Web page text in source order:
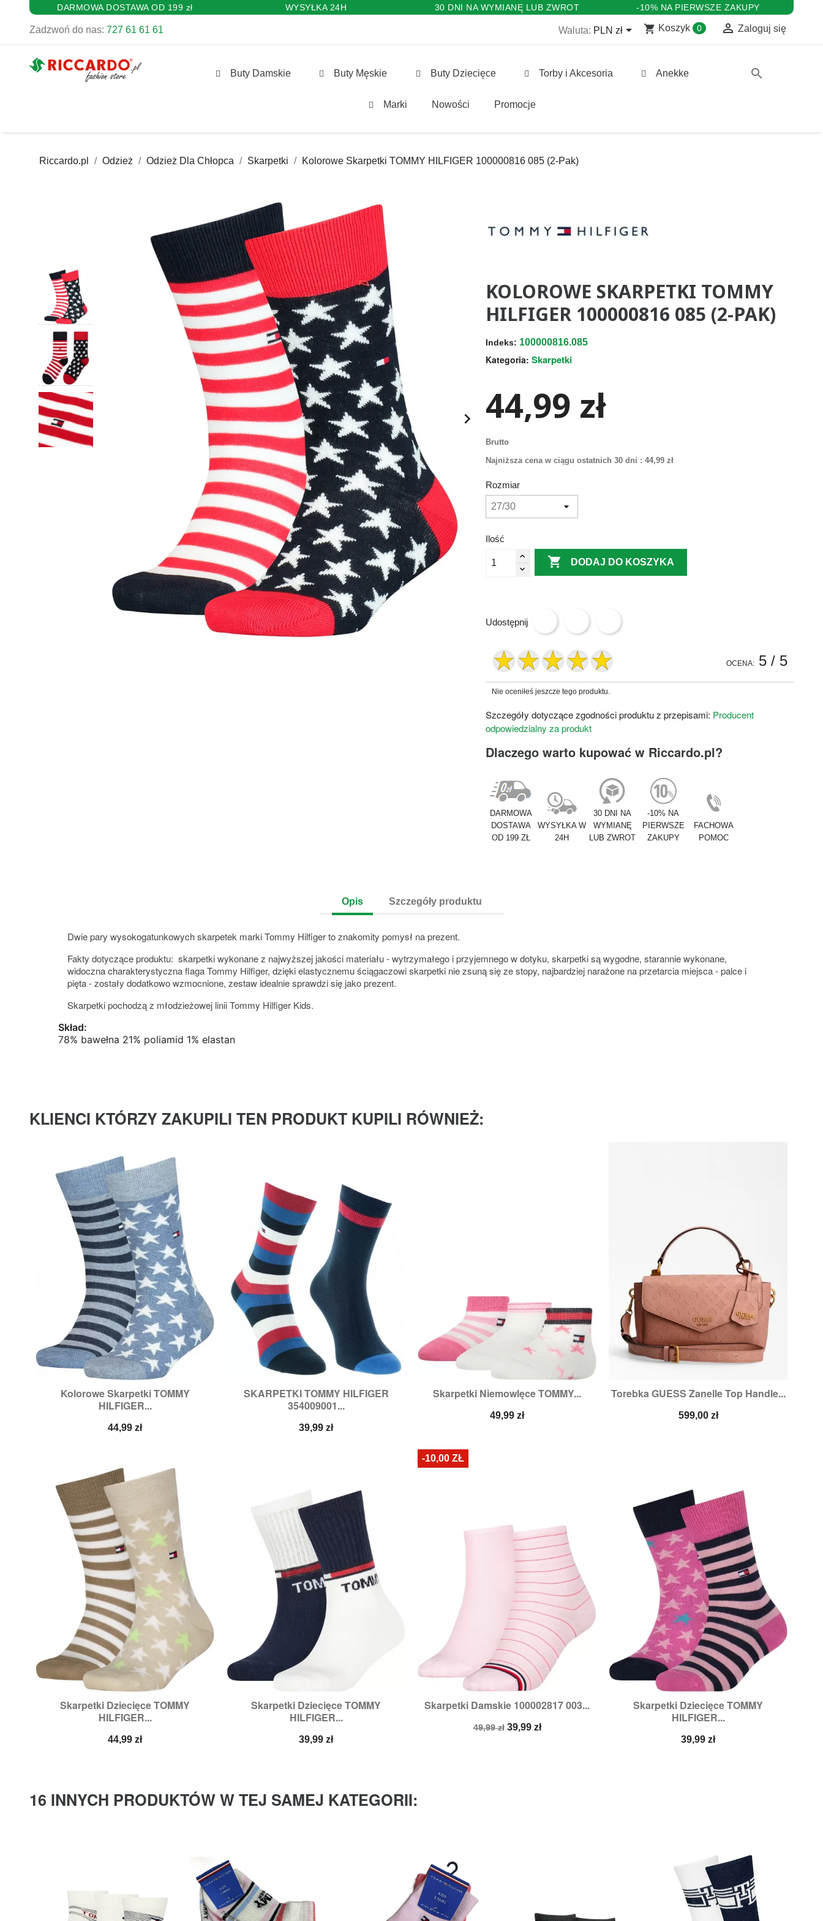
DARMOWA DOSTAWA OD 199 zł WYSYŁKA 24H 30 DNI NA WYMIANĘ LUB ZWROT -10% NA PIERWSZE ZAKUPY
Zadzwoń do nas: 727 61 61 61 Waluta: PLN zł shopping_cart Koszyk 0  Zaloguj się
Buty Damskie Buty Męskie Buty Dziecięce Torby i Akcesoria Anekke
Marki Nowości Promocje
search
Riccardo.pl Odzież Odzież Dla Chłopca Skarpetki Kolorowe Skarpetki TOMMY HILFIGER 100000816 085 (2-Pak)

KOLOROWE SKARPETKI TOMMY
HILFIGER 100000816 085 (2-PAK)
Indeks: 100000816.085
Kategoria: Skarpetki
44,99 zł
Brutto
Najniższa cena w ciągu ostatnich 30 dni : 44,99 zł
Rozmiar
Ilość
 DODAJ DO KOSZYKA
Udostępnij
OCENA: 5/ 5
Nie oceniłeś jeszcze tego produktu.
Szczegóły dotyczące zgodności produktu z przepisami: Producent
odpowiedzialny za produkt
Dlaczego warto kupować w Riccardo.pl?
DARMOWA
DOSTAWA
OD 199 ZŁ
WYSYŁKA W
24H
30 DNI NA
WYMIANĘ
LUB ZWROT
-10% NA
PIERWSZE
ZAKUPY
FACHOWA
POMOC
Opis Szczegóły produktu
Dwie pary wysokogatunkowych skarpetek marki Tommy Hilfiger to znakomity pomysł na prezent.
Fakty dotyczące produktu: skarpetki wykonane z najwyższej jakości materiału - wytrzymałego i przyjemnego w dotyku, skarpetki są wygodne, starannie wykonane,
widoczna charakterystyczna flaga Tommy Hilfiger, dzięki elastycznemu ściągaczowi skarpetki nie zsuną się ze stopy, najbardziej narażone na przetarcia miejsca - palce i
pięta - zostały dodatkowo wzmocnione, zestaw idealnie sprawdzi się jako prezent.
Skarpetki pochodzą z młodzieżowej linii Tommy Hilfiger Kids.
Skład:
78% bawełna 21% poliamid 1% elastan
KLIENCI KTÓRZY ZAKUPILI TEN PRODUKT KUPILI RÓWNIEŻ:
Kolorowe Skarpetki TOMMY
HILFIGER...
Cena
44,99 zł
Szybki podgląd
23/26, 27/30,31/34,
SKARPETKI TOMMY HILFIGER
354009001...
Cena
39,99 zł
Szybki podgląd Skarpetki Niemowlęce TOMMY...
Cena
49,99 zł
 Szybki podgląd Torebka GUESS Zanelle Top Handle...
Cena
599,00 zł
Szybki podgląd
Skarpetki Dziecięce TOMMY
HILFIGER...
Cena
44,99 zł
Szybki podgląd
Rozmiary: 31/34,35/38
Skarpetki Dziecięce TOMMY
HILFIGER...
Cena
39,99 zł
Szybki podgląd Skarpetki Damskie 100002817 003...
Cena
49,99 zł Cena
39,99 zł
Szybki podgląd
-10,00 ZŁ
Skarpetki Dziecięce TOMMY
HILFIGER...
Cena
39,99 zł
Szybki podgląd
16 INNYCH PRODUKTÓW W TEJ SAMEJ KATEGORII: